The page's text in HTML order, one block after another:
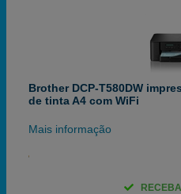
Brother DCP-T580DW
de tinta A4 com WiFi
Mais informação